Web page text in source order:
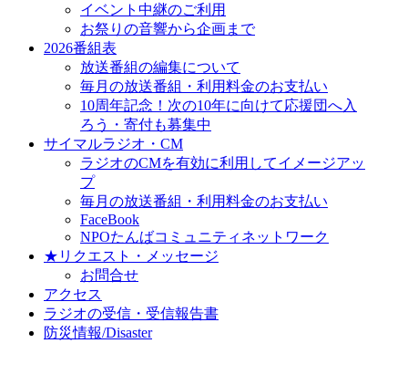
イベント中継のご利用
お祭りの音響から企画まで
2026番組表
放送番組の編集について
毎月の放送番組・利用料金のお支払い
10周年記念！次の10年に向けて応援団へ入
ろう・寄付も募集中
サイマルラジオ・CM
ラジオのCMを有効に利用してイメージアッ
プ
毎月の放送番組・利用料金のお支払い
FaceBook
NPOたんばコミュニティネットワーク
★リクエスト・メッセージ
お問合せ
アクセス
ラジオの受信・受信報告書
防災情報/Disaster